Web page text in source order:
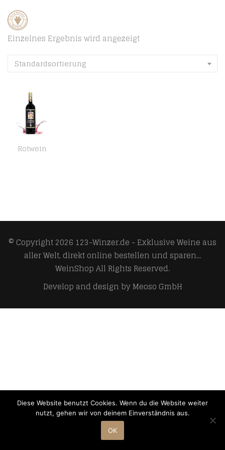
Einzelnes Ergebnis wird angezeigt
Standardsortierung
Rotwein
© Copyright 2026 123-Winzer.de - Exklusive Weine aus
aller Welt, direkt online bestellen und sparen...
WeinShopAll Rights Reserved.
Develop and design byMeoso GmbH
Diese Website benutzt Cookies. Wenn du die Website weiter
nutzt, gehen wir von deinem Einverständnis aus.
OK